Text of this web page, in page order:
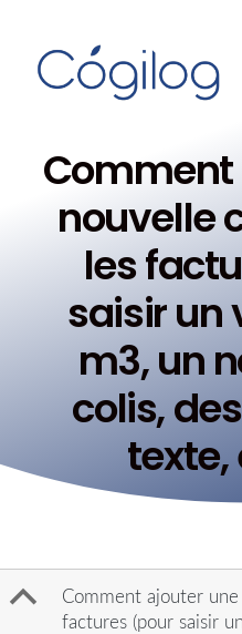
nouvelle
les
saisir un
m3, un
colis,
B
Comment ajouter
factures (pour saisir